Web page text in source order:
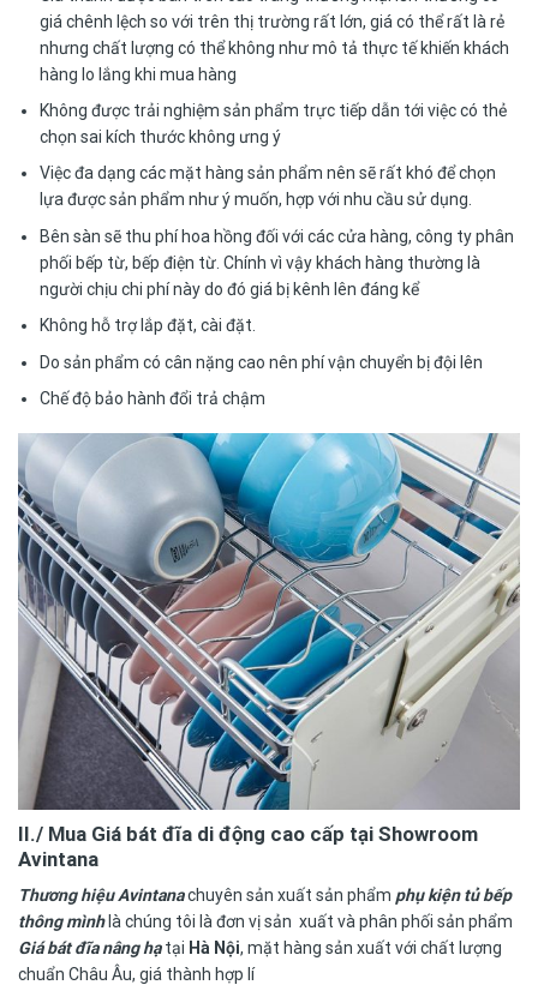
giá chênh lệch so với trên thị trường rất lớn, giá có thể rất là rẻ
nhưng chất lượng có thể không như mô tả thực tế khiến khách
hàng lo lắng khi mua hàng
Không được trải nghiệm sản phẩm trực tiếp dẫn tới việc có thẻ
chọn sai kích thước không ưng ý
Việc đa dạng các mặt hàng sản phẩm nên sẽ rất khó để chọn
lựa được sản phẩm như ý muốn, hợp với nhu cầu sử dụng.
Bên sàn sẽ thu phí hoa hồng đối với các cửa hàng, công ty phân
phối bếp từ, bếp điện từ. Chính vì vậy khách hàng thường là
người chịu chi phí này do đó giá bị kênh lên đáng kể
Không hỗ trợ lắp đặt, cài đặt.
Do sản phẩm có cân nặng cao nên phí vận chuyển bị đội lên
Chế độ bảo hành đổi trả chậm
II./ Mua Giá bát đĩa di động cao cấp tại Showroom
Avintana
Thương hiệu Avintanachuyên sản xuất sản phẩm phụ kiện tủ bếp
thông mìnhlà chúng tôi là đơn vị sản xuất và phân phối sản phẩm
Giá bát đĩa nâng hạtại Hà Nội, mặt hàng sản xuất với chất lượng
chuẩn Châu Âu, giá thành hợp lí